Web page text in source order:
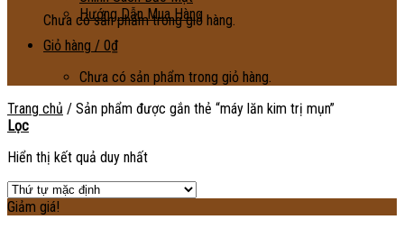
Chưa có sản phẩm trong giỏ hàng.
Hướng Dẫn Mua Hàng
Giỏ hàng / 0₫
Chưa có sản phẩm trong giỏ hàng.
Trang chủ / Sản phẩm được gắn thẻ “máy lăn kim trị mụn”
Lọc
Hiển thị kết quả duy nhất
Giảm giá!